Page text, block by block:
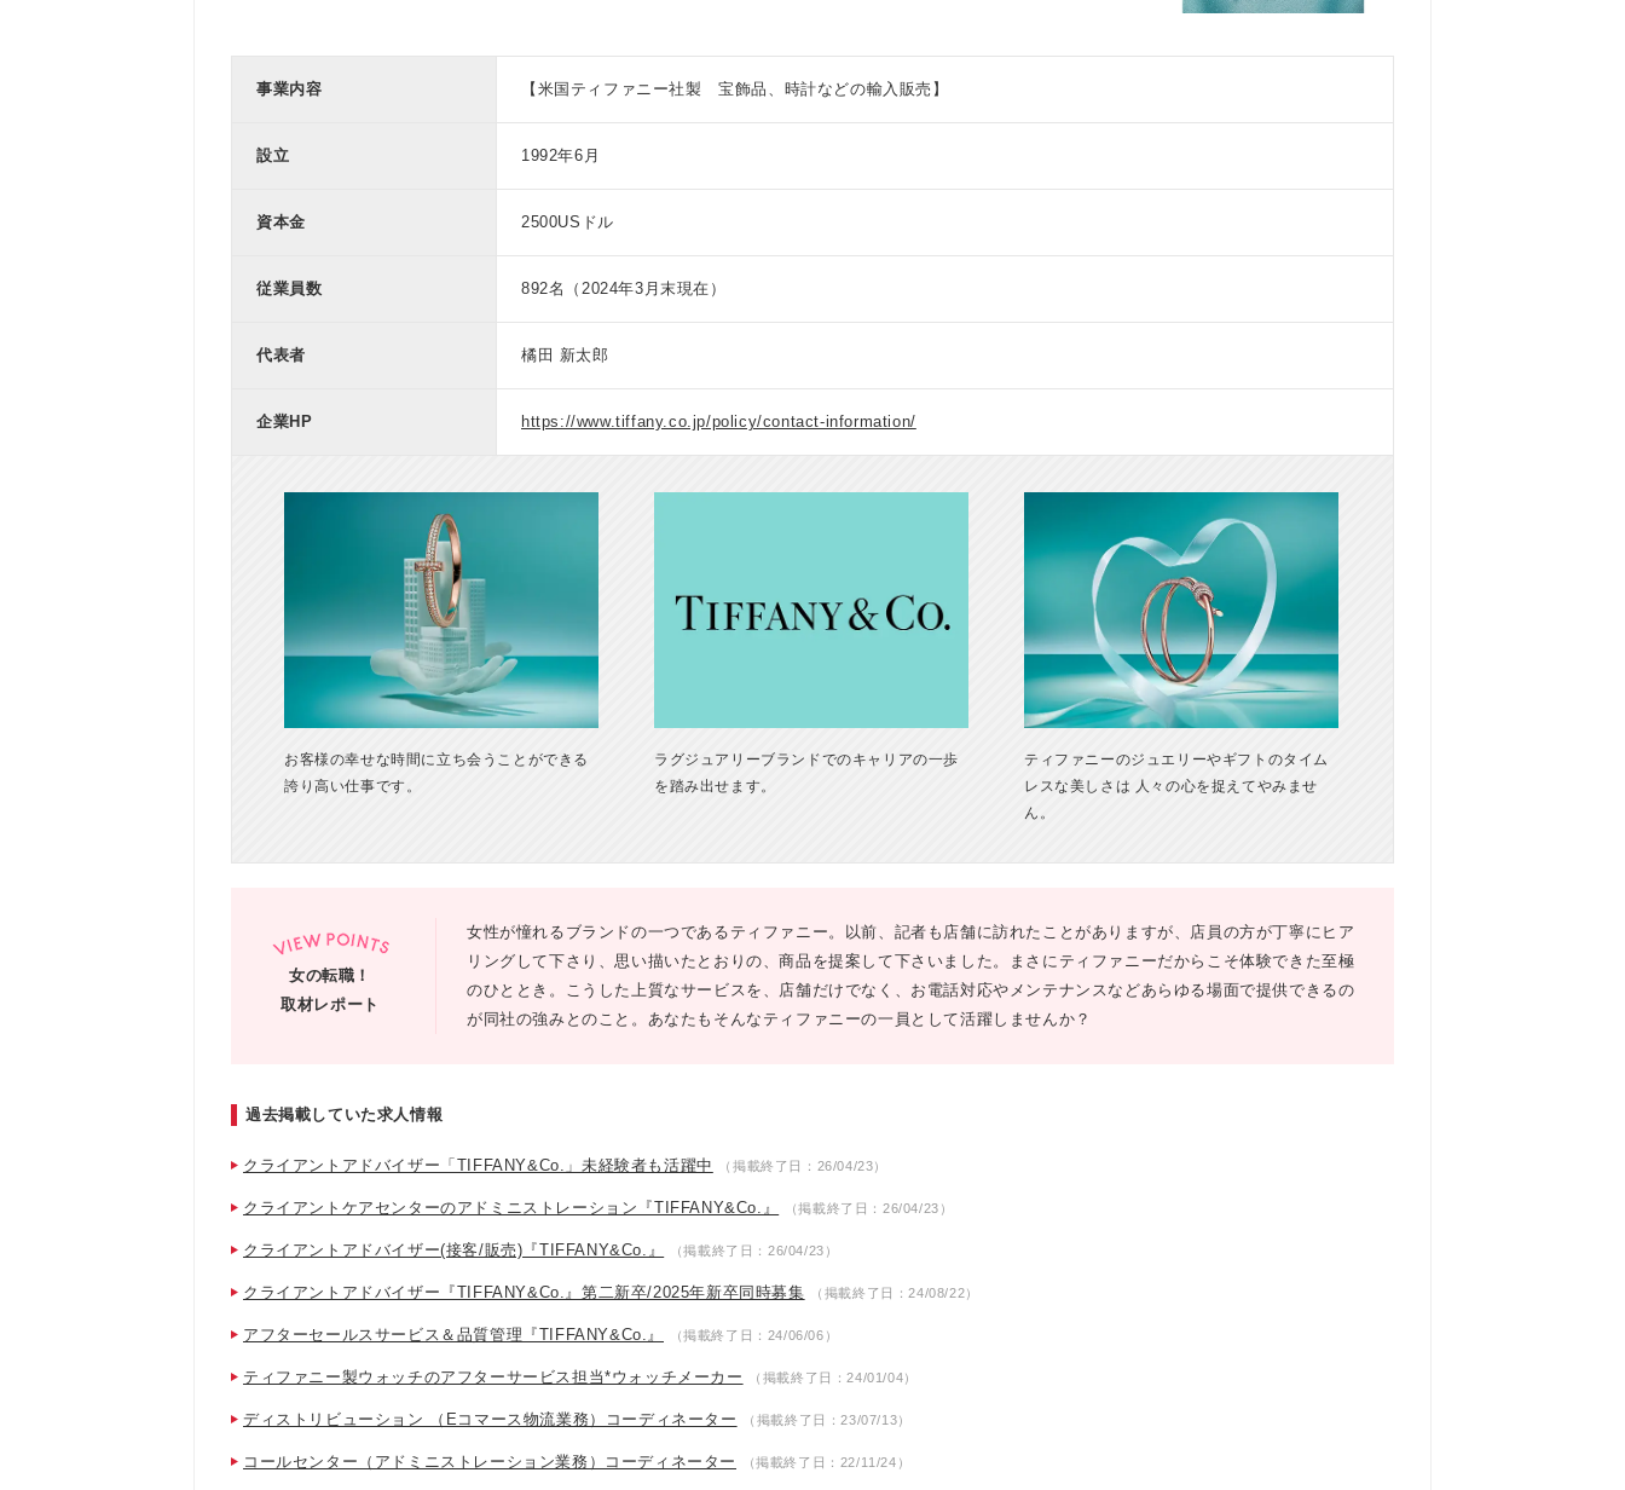
事業内容 【米国ティファニー社製 宝飾品、時計などの輸入販売】
設立 1992年6月
資本金 2500USドル
従業員数 892名（2024年3月末現在）
代表者 橘田 新太郎
企業HP https://www.tiffany.co.jp/policy/contact-information/
お客様の幸せな時間に立ち会うことができる
誇り高い仕事です。
ラグジュアリーブランドでのキャリアの一歩
を踏み出せます。
ティファニーのジュエリーやギフトのタイム
レスな美しさは 人々の心を捉えてやみませ
ん。
女の転職！
取材レポート
女性が憧れるブランドの一つであるティファニー。以前、記者も店舗に訪れたことがありますが、店員の方が丁寧にヒア
リングして下さり、思い描いたとおりの、商品を提案して下さいました。まさにティファニーだからこそ体験できた至極
のひととき。こうした上質なサービスを、店舗だけでなく、お電話対応やメンテナンスなどあらゆる場面で提供できるの
が同社の強みとのこと。あなたもそんなティファニーの一員として活躍しませんか？
過去掲載していた求人情報
クライアントアドバイザー「TIFFANY&Co.」未経験者も活躍中 （掲載終了日：26/04/23）
クライアントケアセンターのアドミニストレーション『TIFFANY&Co.』 （掲載終了日：26/04/23）
クライアントアドバイザー(接客/販売)『TIFFANY&Co.』 （掲載終了日：26/04/23）
クライアントアドバイザー『TIFFANY&Co.』第二新卒/2025年新卒同時募集 （掲載終了日：24/08/22）
アフターセールスサービス＆品質管理『TIFFANY&Co.』 （掲載終了日：24/06/06）
ティファニー製ウォッチのアフターサービス担当*ウォッチメーカー （掲載終了日：24/01/04）
ディストリビューション （Eコマース物流業務）コーディネーター （掲載終了日：23/07/13）
コールセンター（アドミニストレーション業務）コーディネーター （掲載終了日：22/11/24）